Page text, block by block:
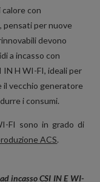
calore con
pensati per nuove
devono
a incasso con
IN H WI-FI, ideali per
il vecchio generatore
i consumi.
FI sono in grado di
ACS.
incasso CSI IN E WI-